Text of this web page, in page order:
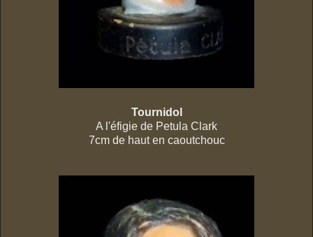
Tournidol
A l'éfigie de Petula Clark
7cm de haut en caoutchouc